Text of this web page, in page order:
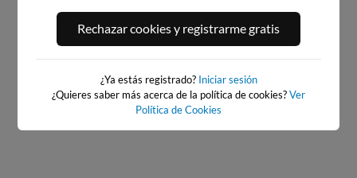
PORT ANDRATX
94km · Andratx
PLAYA DE LA GRAVA
0.1 m CHOPI
Rechazar cookies y registrarme gratis
¿Ya estás registrado? Iniciar sesión
¿Quieres saber más acerca de la política de cookies?Ver
Política de Cookies